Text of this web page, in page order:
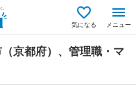
気になる メニュー
京都府）、管理職・マ